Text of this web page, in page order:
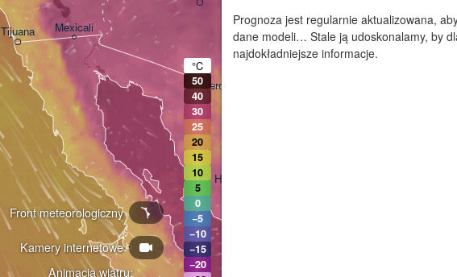
Prognoza jest regularnie aktualizowana,
dane modeli… Stale ją udoskonalamy, by
najdokładniejsze informacje.
Animacja wiatru:
Kamery internetowe
Front meteorologiczny
Tijuana Mexicali
Tucson
Hermosillo
Heroica Nogales
°C
50
40
30
25
20
15
10
5
0
−5
−10
−15
−20